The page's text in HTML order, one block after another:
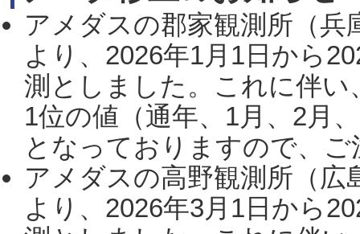
アメダスの郡家観測所（
より、2026年1月1日から
測としました。これに伴い
1位の値（通年、1月、2月
となっておりますので、
アメダスの高野観測所（
より、2026年3月1日から